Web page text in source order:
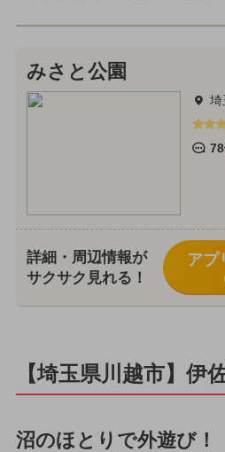
みさと公園
埼
詳細・周辺情報が
サクサク見れる！
アプ
【埼玉県川越市】伊
沼のほとりで外遊び！